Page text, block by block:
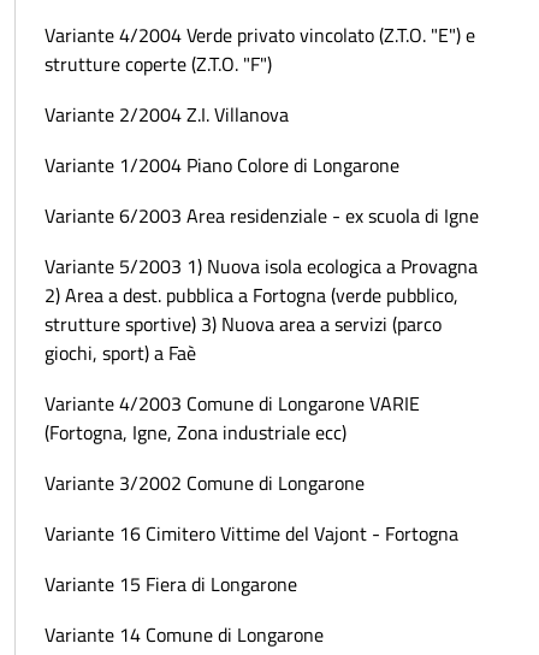
Variante 4/2004 Verde privato vincolato (Z.T.O. "E") e
strutture coperte (Z.T.O. "F")
Variante 2/2004 Z.I. Villanova
Variante 1/2004 Piano Colore di Longarone
Variante 6/2003 Area residenziale - ex scuola di Igne
Variante 5/2003 1) Nuova isola ecologica a Provagna
2) Area a dest. pubblica a Fortogna (verde pubblico,
strutture sportive) 3) Nuova area a servizi (parco
giochi, sport) a Faè
Variante 4/2003 Comune di Longarone VARIE
(Fortogna, Igne, Zona industriale ecc)
Variante 3/2002 Comune di Longarone
Variante 16 Cimitero Vittime del Vajont - Fortogna
Variante 15 Fiera di Longarone
Variante 14 Comune di Longarone